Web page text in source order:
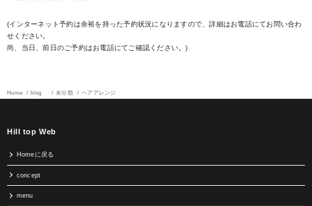
(インターネット予約は余裕を持った予約状況になりますので、詳細はお電話にてお問い合わ
せください。
尚、当日、前日のご予約はお電話にてご確認ください。)
Home blog 未分類 ヘアアレンジ
Hill top Web
Homeに戻る
concept
menu